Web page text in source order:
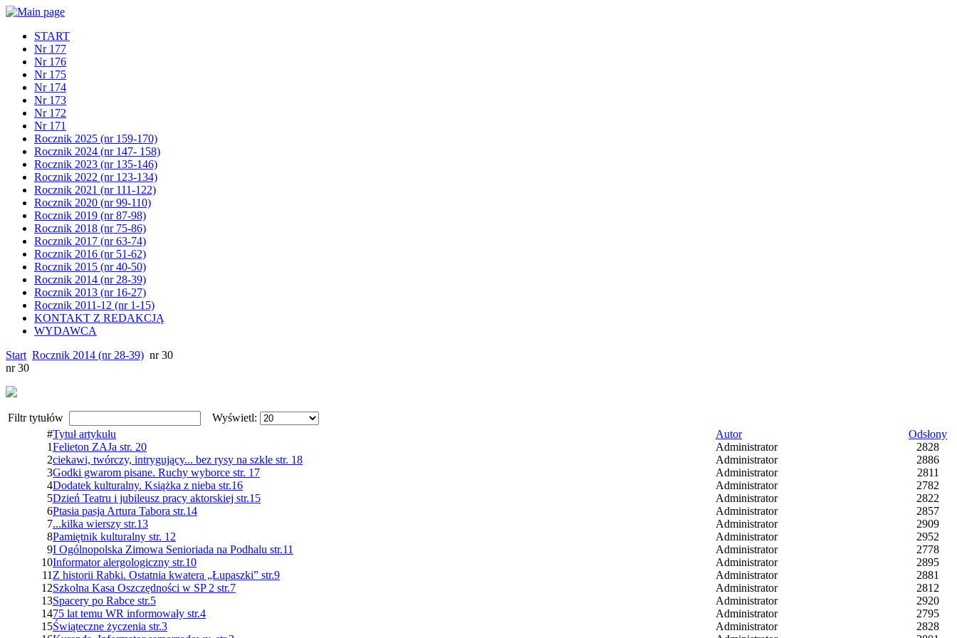
START
Nr 177
Nr 176
Nr 175
Nr 174
Nr 173
Nr 172
Nr 171
Rocznik 2025 (nr 159-170)
Rocznik 2024 (nr 147- 158)
Rocznik 2023 (nr 135-146)
Rocznik 2022 (nr 123-134)
Rocznik 2021 (nr 111-122)
Rocznik 2020 (nr 99-110)
Rocznik 2019 (nr 87-98)
Rocznik 2018 (nr 75-86)
Rocznik 2017 (nr 63-74)
Rocznik 2016 (nr 51-62)
Rocznik 2015 (nr 40-50)
Rocznik 2014 (nr 28-39)
Rocznik 2013 (nr 16-27)
Rocznik 2011-12 (nr 1-15)
KONTAKT Z REDAKCJĄ
WYDAWCA
Start Rocznik 2014 (nr 28-39) nr 30
nr 30
Filtr tytułów
Wyświetl:
#Tytuł artykułu Autor
Odsłony
1Felieton ZAJa str. 20 Administrator
2828
2ciekawi, twórczy, intrygujący... bez rysy na szkle str. 18 Administrator
2886
3Godki gwarom pisane. Ruchy wyborce str. 17 Administrator
2811
4Dodatek kulturalny. Książka z nieba str.16 Administrator
2782
5Dzień Teatru i jubileusz pracy aktorskiej str.15 Administrator
2822
6Ptasia pasja Artura Tabora str.14 Administrator
2857
7...kilka wierszy str.13 Administrator
2909
8Pamiętnik kulturalny str. 12 Administrator
2952
9I Ogólnopolska Zimowa Senioriada na Podhalu str.11 Administrator
2778
10Informator alergologiczny str.10 Administrator
2895
11 Z historii Rabki. Ostatnia kwatera „Łupaszki” str.9 Administrator
2881
12Szkolna Kasa Oszczędności w SP 2 str.7 Administrator
2812
13Spacery po Rabce str.5 Administrator
2920
1475 lat temu WR informowały str.4 Administrator
2795
15Świąteczne życzenia str.3 Administrator
2828